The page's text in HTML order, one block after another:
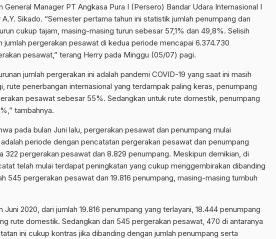
Manager PT Angkasa Pura I (Persero) Bandar Udara Internasional I
Sikado. “Semester pertama tahun ini statistik jumlah penumpang dan
cukup tajam, masing-masing turun sebesar 57,1% dan 49,8%. Selisih
jumlah pergerakan pesawat di kedua periode mencapai 6.374.730
pesawat,” terang Herry pada Minggu (05/07) pagi.
jumlah pergerakan ini adalah pandemi COVID-19 yang saat ini masih
rute penerbangan internasional yang terdampak paling keras, penumpang
pesawat sebesar 55%. Sedangkan untuk rute domestik, penumpang
tambahnya.
pada bulan Juni lalu, pergerakan pesawat dan penumpang mulai
periode dengan pencatatan pergerakan pesawat dan penumpang
322 pergerakan pesawat dan 8.829 penumpang. Meskipun demikian, di
telah mulai terdapat peningkatan yang cukup menggembirakan dibanding
545 pergerakan pesawat dan 19.816 penumpang, masing-masing tumbuh
2020, dari jumlah 19.816 penumpang yang terlayani, 18.444 penumpang
rute domestik. Sedangkan dari 545 pergerakan pesawat, 470 di antaranya
ini cukup kontras jika dibanding dengan jumlah penumpang serta